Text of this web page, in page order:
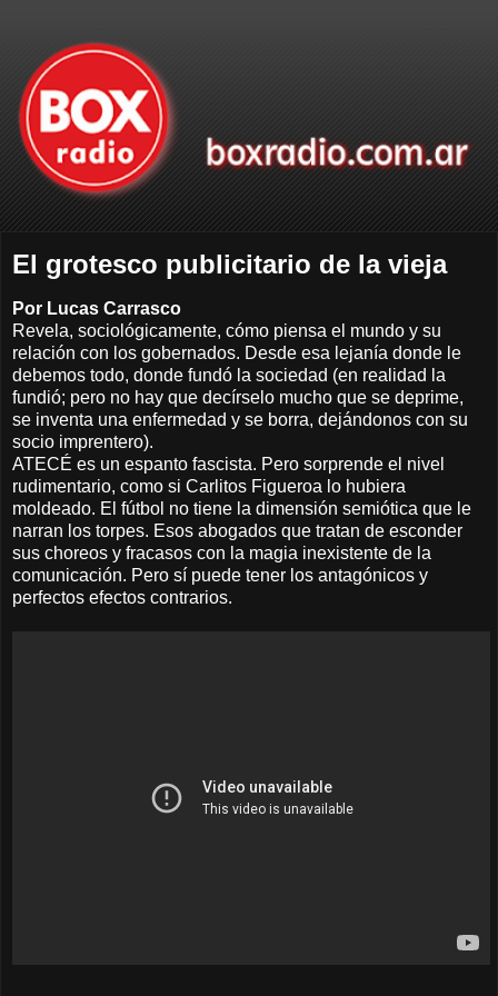
El grotesco publicitario de la vieja
Por Lucas Carrasco
Revela, sociológicamente, cómo piensa el mundo y su
relación con los gobernados. Desde esa lejanía donde le
debemos todo, donde fundó la sociedad (en realidad la
fundió; pero no hay que decírselo mucho que se deprime,
se inventa una enfermedad y se borra, dejándonos con su
socio imprentero).
ATECÉ es un espanto fascista. Pero sorprende el nivel
rudimentario, como si Carlitos Figueroa lo hubiera
moldeado. El fútbol no tiene la dimensión semiótica que le
narran los torpes. Esos abogados que tratan de esconder
sus choreos y fracasos con la magia inexistente de la
comunicación. Pero sí puede tener los antagónicos y
perfectos efectos contrarios.